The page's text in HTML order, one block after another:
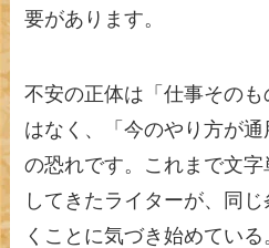
要があります。
不安の正体は「仕事その
はなく、「今のやり方が
の恐れです。これまで文
してきたライターが、同
くことに気づき始めている